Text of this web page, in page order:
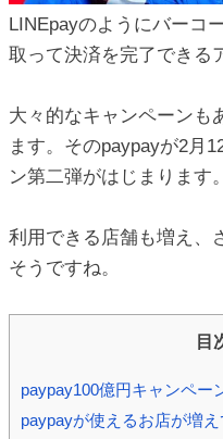
LINEpayのようにバーコ
取って決済を完了できる
大々的なキャンペーンも
ます。そのpaypayが2月
ン第二弾がはじまります。
利用できる店舗も増え、
そうですね。
目
paypay100億円キャンペー
paypayが使えるお店が増
antiaging/wp-
antiaging/wp-
antiaging/wp-